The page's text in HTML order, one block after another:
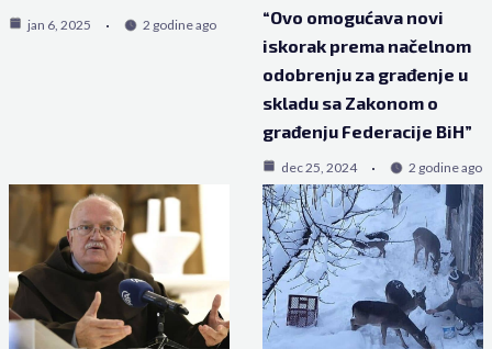
jan 6, 2025 2 godine ago
“Ovo omogućava novi
iskorak prema načelnom
odobrenju za građenje u
skladu sa Zakonom o
građenju Federacije BiH”
dec 25, 2024 2 godine ago